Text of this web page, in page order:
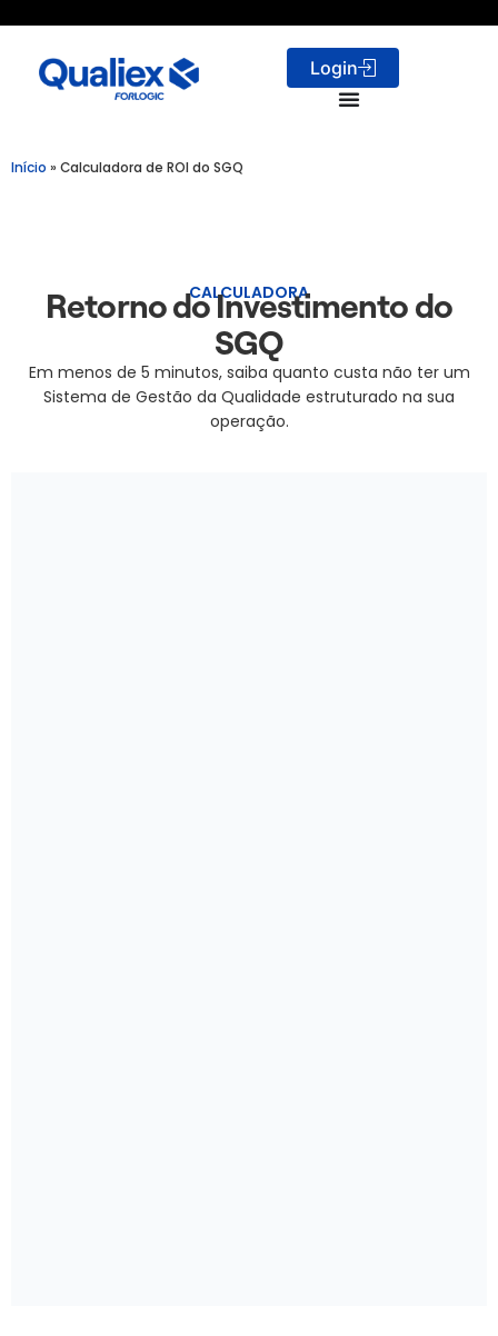
Login
Início » Calculadora de ROI do SGQ
CALCULADORA
Retorno do Investimento do
SGQ
Em menos de 5 minutos, saiba quanto custa não ter um
Sistema de Gestão da Qualidade estruturado na sua
operação.